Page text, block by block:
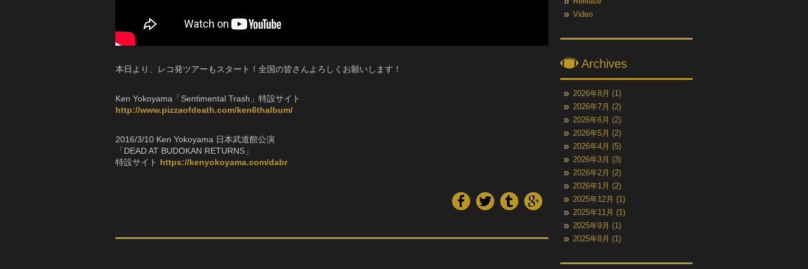
本日より、レコ発ツアーもスタート！全国の皆さんよろしくお願いします！
Ken Yokoyama「Sentimental Trash」特設サイト
http://www.pizzaofdeath.com/ken6thalbum/
2016/3/10 Ken Yokoyama 日本武道館公演
「DEAD AT BUDOKAN RETURNS」
特設サイト https://kenyokoyama.com/dabr
Video
Archives
2026年8月 (1)
2026年7月 (2)
2026年6月 (2)
2026年5月 (2)
2026年4月 (5)
2026年3月 (3)
2026年2月 (2)
2026年1月 (2)
2025年12月 (1)
2025年11月 (1)
2025年9月 (1)
2025年8月 (1)